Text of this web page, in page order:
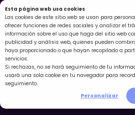
Esta página web usa cookies
Las cookies de este sitio web se usan para
ofrecer funciones de redes sociales y analizar el
información sobre el uso que haga del sitio web
publicidad y análisis web, quienes pueden
haya proporcionado o que hayan recopilado a
servicios.
Si rechazas, no se hará seguimiento de tu
usará una sola cookie en tu navegador para
seguimiento.
Personalizar
Ir
al
contenido